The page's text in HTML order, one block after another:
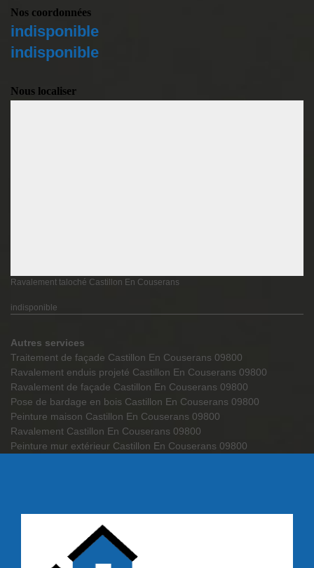
Nos coordonnées
indisponible
indisponible
Nous localiser
Ravalement taloché Castillon En Couserans
indisponible
Autres services
Traitement de façade Castillon En Couserans 09800
Ravalement enduis projeté Castillon En Couserans 09800
Ravalement de façade Castillon En Couserans 09800
Pose de bardage en bois Castillon En Couserans 09800
Peinture maison Castillon En Couserans 09800
Ravalement Castillon En Couserans 09800
Peinture mur extérieur Castillon En Couserans 09800